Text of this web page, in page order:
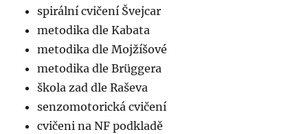
spirální cvičení Švejcar
metodika dle Kabata
metodika dle Mojžíšové
metodika dle Brüggera
škola zad dle Raševa
senzomotorická cvičení
cvičeni na NF podkladě